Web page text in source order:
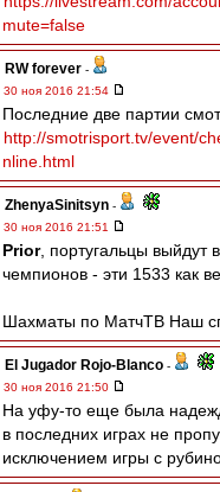
mute=false
RW forever -
30 ноя 2016 21:54
Последние две партии
http://smotrisport.tv/event/
nline.html
ZhenyaSinitsyn -
30 ноя 2016 21:51
Prior, португальцы выйдут
чемпионов - эти 1533 как
Шахматы по МатчТВ Наш
El Jugador Rojo-Blanco -
30 ноя 2016 21:50
На уфу-то еще была
в последних играх не
исключением игры с